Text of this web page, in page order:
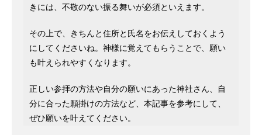
きには、不敬のない振る舞いが必須といえます。
その上で、きちんと住所と氏名をお伝えしておくよう
にしてくださいね。神様に覚えてもらうことで、願い
も叶えられやすくなります。
正しい参拝の方法や自分の願いにあった神社さん、自
分に合った願掛けの方法など、本記事を参考にして、
ぜひ願いを叶えてください。